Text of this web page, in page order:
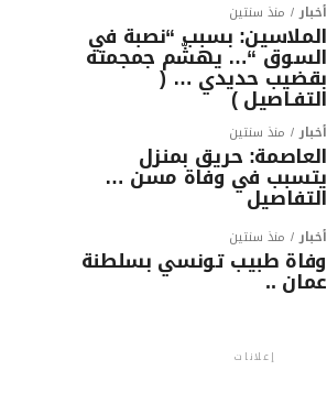
أخبار منذ سنتين
الملاسين: بسبب “نصبة في
السوق “… يهشّم جمجمته
بقضيب حديدي … (
التفـاصيل )
أخبار منذ سنتين
العاصمة: حريق بمنزل
يتسبب في وفاة مسن …
التفاصيل
أخبار منذ سنتين
وفاة طبيب تونسي بسلطنة
عمان ..
إعلانات